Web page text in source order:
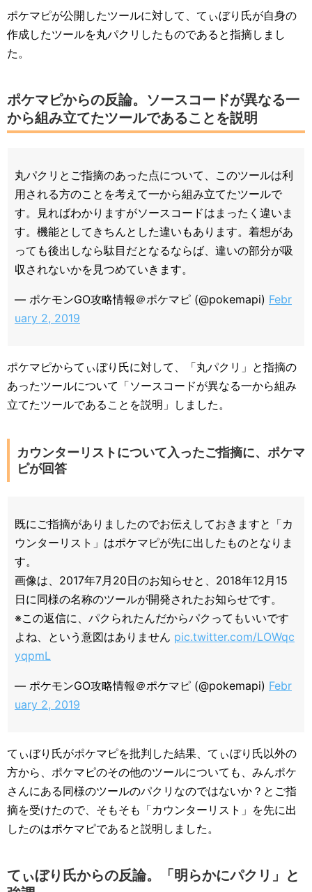
ポケマピが公開したツールに対して、てぃぼり氏が自身の
作成したツールを丸パクリしたものであると指摘しまし
た。
ポケマピからの反論。ソースコードが異なる一
から組み立てたツールであることを説明
丸パクリとご指摘のあった点について、このツールは利
用される方のことを考えて一から組み立てたツールで
す。見ればわかりますがソースコードはまったく違いま
す。機能としてきちんとした違いもあります。着想があ
っても後出しなら駄目だとなるならば、違いの部分が吸
収されないかを見つめていきます。
— ポケモンGO攻略情報＠ポケマピ (@pokemapi) Febr
uary 2, 2019
ポケマピからてぃぼり氏に対して、「丸パクリ」と指摘の
あったツールについて「ソースコードが異なる一から組み
立てたツールであることを説明」しました。
カウンターリストについて入ったご指摘に、ポケマ
ピが回答
既にご指摘がありましたのでお伝えしておきますと「カ
ウンターリスト」はポケマピが先に出したものとなりま
す。
画像は、2017年7月20日のお知らせと、2018年12月15
日に同様の名称のツールが開発されたお知らせです。
※この返信に、パクられたんだからパクってもいいです
よね、という意図はありません pic.twitter.com/LOWqc
yqpmL
— ポケモンGO攻略情報＠ポケマピ (@pokemapi) Febr
uary 2, 2019
てぃぼり氏がポケマピを批判した結果、てぃぼり氏以外の
方から、ポケマピのその他のツールについても、みんポケ
さんにある同様のツールのパクリなのではないか？とご指
摘を受けたので、そもそも「カウンターリスト」を先に出
したのはポケマピであると説明しました。
てぃぼり氏からの反論。「明らかにパクリ」と